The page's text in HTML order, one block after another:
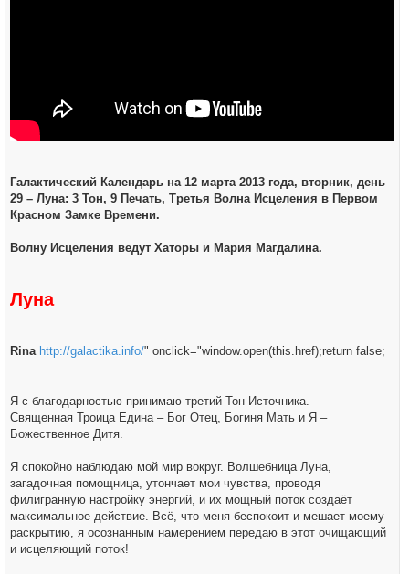
Галактический Календарь на 12 марта 2013 года, вторник, день
29 – Луна: 3 Тон, 9 Печать, Третья Волна Исцеления в Первом
Красном Замке Времени.
Волну Исцеления ведут Хаторы и Мария Магдалина.
Луна
Rina http://galactika.info/" onclick="window.open(this.href);return false;
Я с благодарностью принимаю третий Тон Источника.
Священная Троица Едина – Бог Отец, Богиня Мать и Я –
Божественное Дитя.
Я спокойно наблюдаю мой мир вокруг. Волшебница Луна,
загадочная помощница, утончает мои чувства, проводя
филигранную настройку энергий, и их мощный поток создаёт
максимальное действие. Всё, что меня беспокоит и мешает моему
раскрытию, я осознанным намерением передаю в этот очищающий
и исцеляющий поток!